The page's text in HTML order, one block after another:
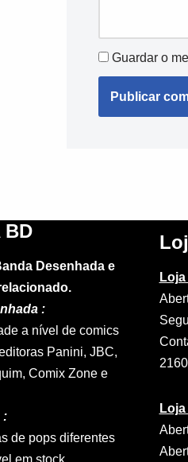
Guardar o
BD
Desenhada e
:
a nível de comics
Panini, JBC,
Comix Zone e
:
de pops diferentes